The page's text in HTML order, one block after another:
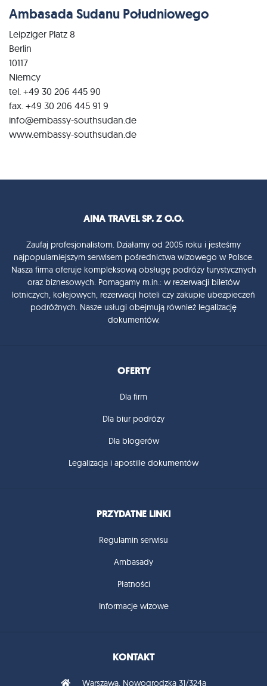
Ambasada Sudanu Południowego
Leipziger Platz 8
Berlin
10117
Niemcy
tel. +49 30 206 445 90
fax. +49 30 206 445 91 9
info@embassy-southsudan.de
www.embassy-southsudan.de
AINA TRAVEL SP. Z O.O.
Zaufaj profesjonalistom. Działamy od 2005 roku i jesteśmy
najpopularniejszym serwisem pośrednictwa wizowego w Polsce.
Nasza firma oferuje kompleksową obsługę podróży turystycznych
oraz biznesowych. Pomagamy m.in.: w rezerwacji biletów
lotniczych, kolejowych, rezerwacji hoteli czy zakupie ubezpieczeń
podróżnych. Nasze usługi obejmują również legalizację
dokumentów.
OFERTY
Dla firm
Dla biur podróży
Dla blogerów
Legalizacja i apostille dokumentów
PRZYDATNE LINKI
Regulamin serwisu
Ambasady
Płatności
Informacje wizowe
KONTAKT
Warszawa, Nowogrodzka 31/324a